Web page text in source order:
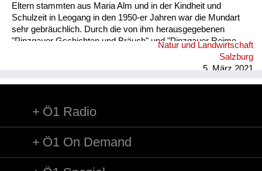
Eltern stammten aus Maria Alm und in der Kindheit und
Schulzeit in Leogang in den 1950-er Jahren war die Mundart
sehr gebräuchlich. Durch die von ihm herausgegebenen
"Pinzgauer Gschichten und Bräuch" und "Pinzgauer Reime,
Sprüche und Kuchltips" der Maria Almer Mundartdichterin
Gretl Widauer (1999) wurde sein Interesse an dieser Sprache
Natur und Landwirtschaft
Salzburg
5. März 2021
Ö1 Radio
Ö1 On Demand